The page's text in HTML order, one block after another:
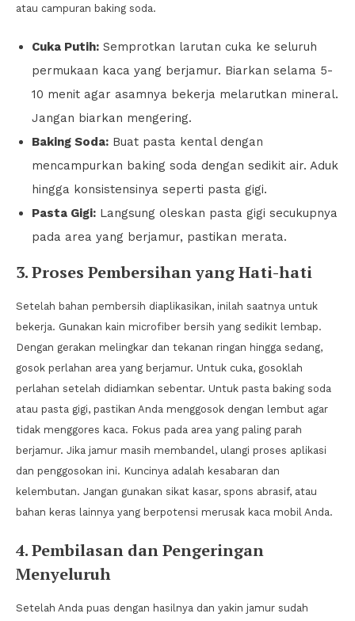
atau campuran baking soda.
Cuka Putih: Semprotkan larutan cuka ke seluruh
permukaan kaca yang berjamur. Biarkan selama 5-
10 menit agar asamnya bekerja melarutkan mineral.
Jangan biarkan mengering.
Baking Soda: Buat pasta kental dengan
mencampurkan baking soda dengan sedikit air. Aduk
hingga konsistensinya seperti pasta gigi.
Pasta Gigi: Langsung oleskan pasta gigi secukupnya
pada area yang berjamur, pastikan merata.
3. Proses Pembersihan yang Hati-hati
Setelah bahan pembersih diaplikasikan, inilah saatnya untuk
bekerja. Gunakan kain microfiber bersih yang sedikit lembap.
Dengan gerakan melingkar dan tekanan ringan hingga sedang,
gosok perlahan area yang berjamur. Untuk cuka, gosoklah
perlahan setelah didiamkan sebentar. Untuk pasta baking soda
atau pasta gigi, pastikan Anda menggosok dengan lembut agar
tidak menggores kaca. Fokus pada area yang paling parah
berjamur. Jika jamur masih membandel, ulangi proses aplikasi
dan penggosokan ini. Kuncinya adalah kesabaran dan
kelembutan. Jangan gunakan sikat kasar, spons abrasif, atau
bahan keras lainnya yang berpotensi merusak kaca mobil Anda.
4. Pembilasan dan Pengeringan
Menyeluruh
Setelah Anda puas dengan hasilnya dan yakin jamur sudah